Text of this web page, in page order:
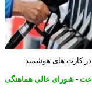
کارت های هوشمند
شورای عالی هماهنگی